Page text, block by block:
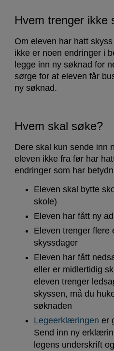
Hvem trenger ikke
Om eleven har hatt
ikke er noen endringer i
legge inn ny søknad for
sørge for at eleven får
ny søknad.
Hvem skal søke?
Dere skal kun sende inn
eleven ikke fra før har
endringer som har
Eleven skal bytte
skole)
Eleven har fått ny
Eleven trenger
skyssdager
Eleven har fått
eller er midlertidig
eleven trenger
skyssen, må du
søknaden
Legeerklæringen er
Send inn ny
legens underskrift